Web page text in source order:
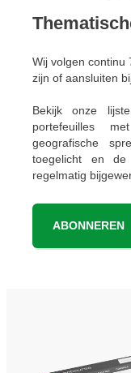
Wij volgen continu
zijn of aansluiten
Bekijk onze
portefeuilles
geografische
toegelicht en
regelmatig
ABONNEREN